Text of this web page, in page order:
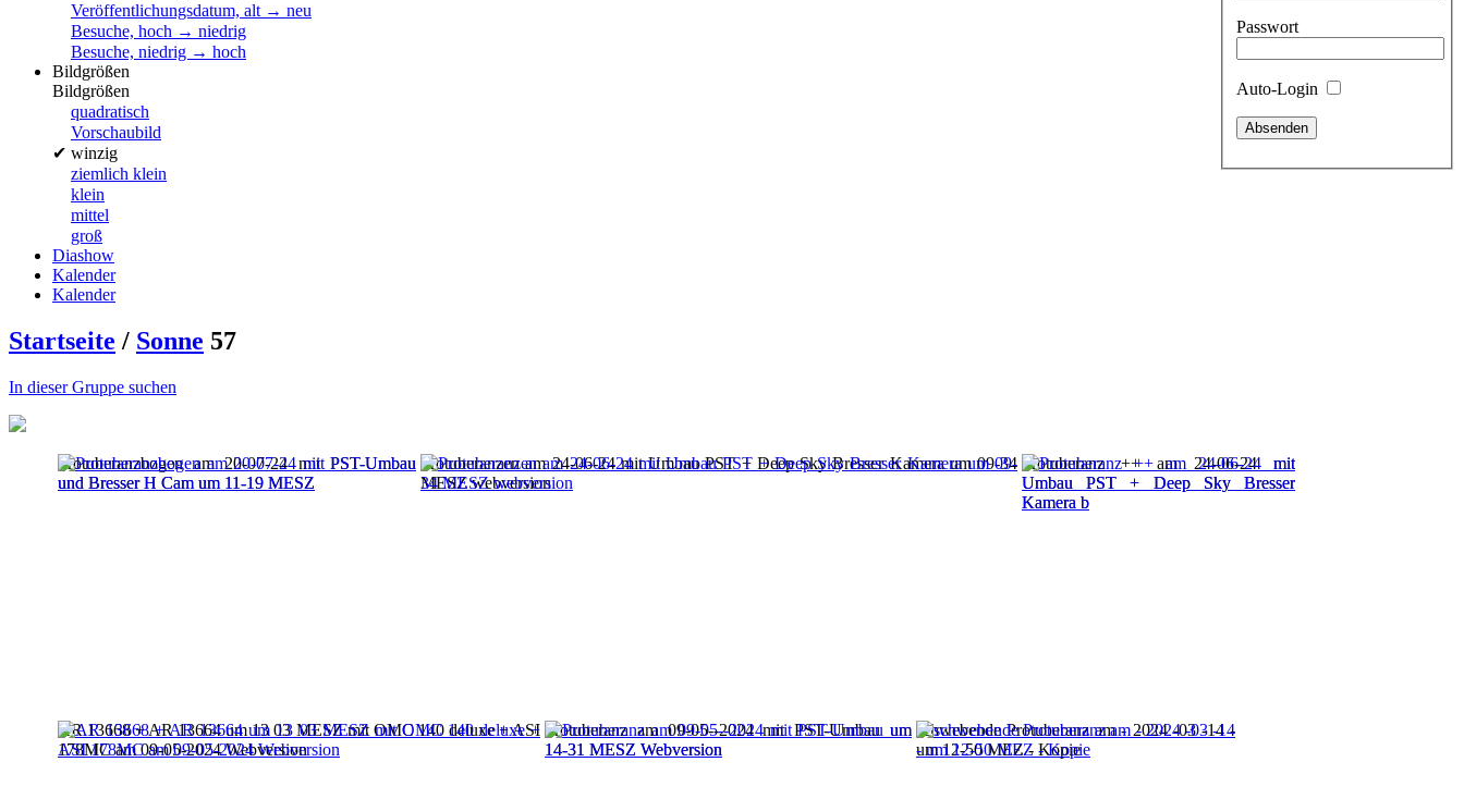
Passwort
Auto-Login
Veröffentlichungsdatum, alt → neu
Besuche, hoch → niedrig
Besuche, niedrig → hoch
Bildgrößen
Bildgrößen
quadratisch
Vorschaubild
✔ winzig
ziemlich klein
klein
mittel
groß
Diashow
Kalender
Kalender
Startseite / Sonne 57
In dieser Gruppe suchen
Protuberanzbogen am 20-07-24 mit PST-Umbau
und Bresser H Cam um 11-19 MESZ
Protuberanzen am 24-06-24 mit Umbau PST + Deep Sky Bresser Kamera um 09-34
MESZ webversion
Protuberanz ++ am 24-06-24 mit
Umbau PST + Deep Sky Bresser
Kamera b
AR 13668 + AR 13664 um 13 03 MESZ mit OMC 140 deluxe + ASI
178MC am 09-05-2024 Webversion
Protuberanz am 09-05--2024 mit PST-Umbau um
14-31 MESZ Webversion
schwebende Protuberanz am - 2024 -03 -14 -
um 12-50 MEZ - Kopie